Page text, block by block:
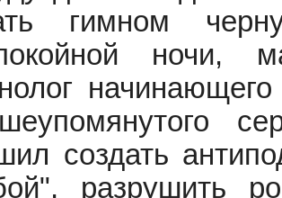
гимном
ночи,
создать
разрушить